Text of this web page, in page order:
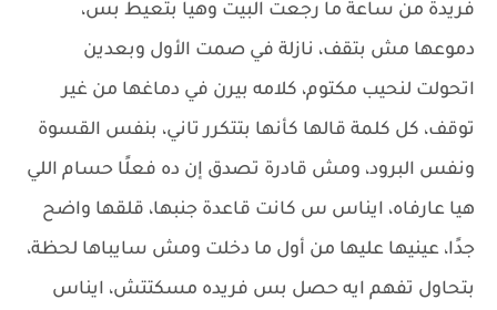
فريدة من ساعة ما رجعت البيت وهيا بتعيط بس،
دموعها مش بتقف، نازلة في صمت الأول وبعدين
اتحولت لنحيب مكتوم، كلامه بيرن في دماغها من غير
توقف، كل كلمة قالها كأنها بتتكرر تاني، بنفس القسوة
ونفس البرود، ومش قادرة تصدق إن ده فعلًا حسام اللي
هيا عارفاه، ايناس س كانت قاعدة جنبها، قلقها واضح
جدًا، عينيها عليها من أول ما دخلت ومش سايباها لحظة،
بتحاول تفهم ايه حصل بس فريده مسكتتش، ايناس